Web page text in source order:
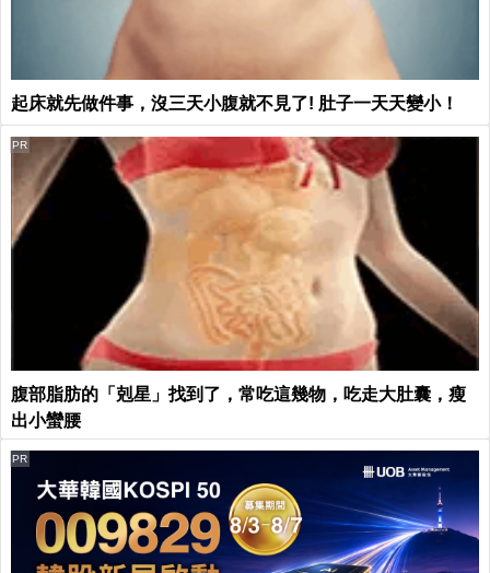
起床就先做件事，沒三天小腹就不見了! 肚子一天天變小！
腹部脂肪的「剋星」找到了，常吃這幾物，吃走大肚囊，瘦
出小蠻腰
PR
PR